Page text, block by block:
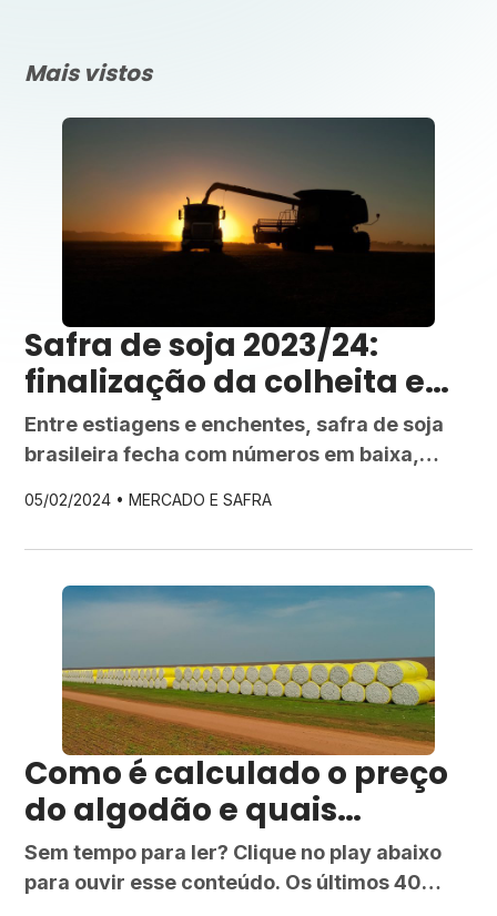
Mais vistos
Safra de soja 2023/24:
finalização da colheita e
resultados
Entre estiagens e enchentes, safra de soja
brasileira fecha com números em baixa,
climáticas nas principais regiões produtoras
05/02/2024 •MERCADO E SAFRA
Como é calculado o preço
do algodão e quais
indicadores acompanhar?
Sem tempo para ler? Clique no play abaixo
para ouvir esse conteúdo. Os últimos 40